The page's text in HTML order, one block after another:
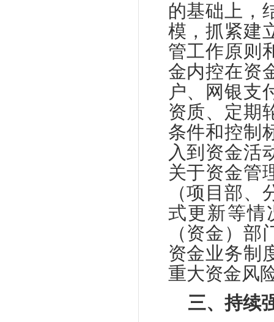
的基础上，
模，抓紧建
管工作原则
金内控在资
户、网银支
资质、定期
条件和控制
入到资金活
关于资金管
（项目部
式更新等情
（资金）
资金业务制
重大资金风
三、持续